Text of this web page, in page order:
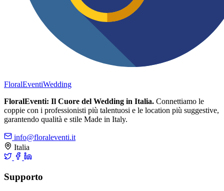
FloralEventiWedding
FloralEventi: Il Cuore del Wedding in Italia. Connettiamo le
coppie con i professionisti più talentuosi e le location più suggestive,
garantendo qualità e stile Made in Italy.
info@floraleventi.it
Italia
Supporto